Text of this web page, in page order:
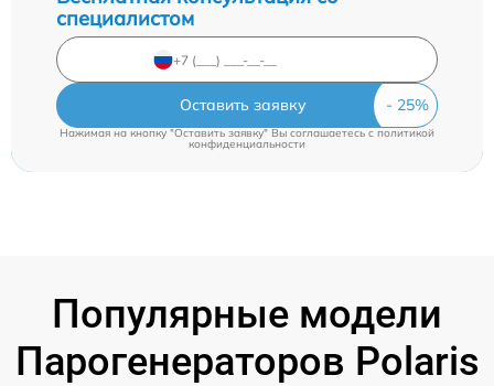
специалистом
Оставить заявку
Нажимая на кнопку "Оставить заявку" Вы соглашаетесь cполитикой
конфиденциальности
Популярные модели
Парогенераторов Polaris